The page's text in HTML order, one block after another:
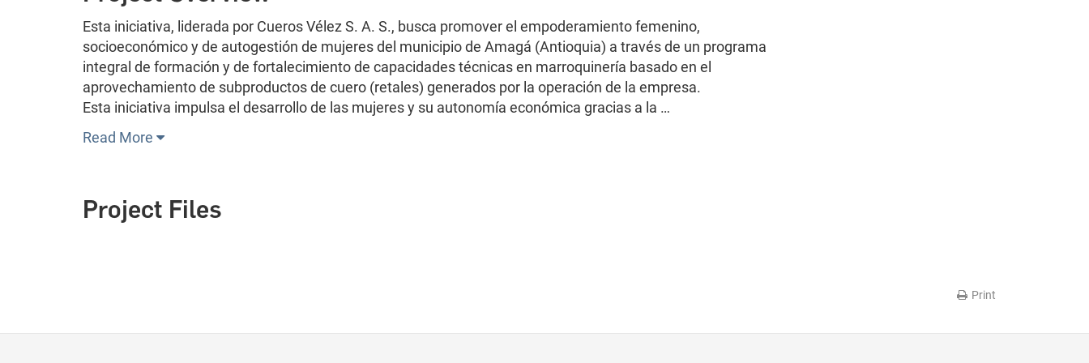
Esta iniciativa, liderada por Cueros Vélez S. A. S., busca promover el empoderamiento femenino,
socioeconómico y de autogestión de mujeres del municipio de Amagá (Antioquia) a través de un programa
integral de formación y de fortalecimiento de capacidades técnicas en marroquinería basado en el
aprovechamiento de subproductos de cuero (retales) generados por la operación de la empresa.
Esta iniciativa impulsa el desarrollo de las mujeres y su autonomía económica gracias a la …
Read More
Project Files
Print